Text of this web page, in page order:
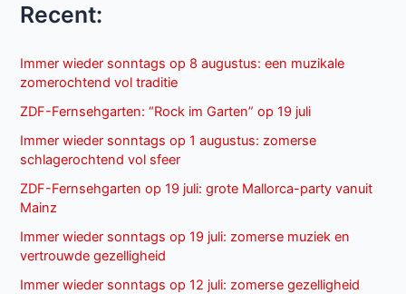
Recent:
Immer wieder sonntags op 8 augustus: een muzikale
zomerochtend vol traditie
ZDF-Fernsehgarten: “Rock im Garten” op 19 juli
Immer wieder sonntags op 1 augustus: zomerse
schlagerochtend vol sfeer
ZDF-Fernsehgarten op 19 juli: grote Mallorca-party vanuit
Mainz
Immer wieder sonntags op 19 juli: zomerse muziek en
vertrouwde gezelligheid
Immer wieder sonntags op 12 juli: zomerse gezelligheid